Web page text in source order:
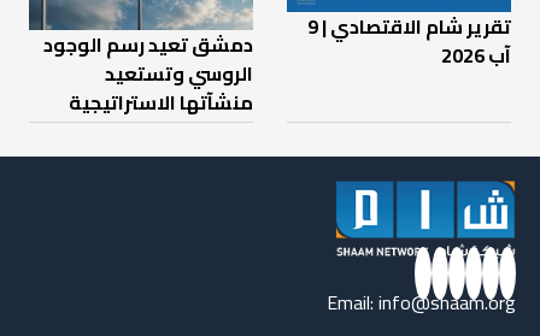
تقرير شام الاقتصادي | 9
آب 2026
دمشق تعيد رسم الوجود
الروسي وتستعيد
منشآتها الاستراتيجية
Email:info@shaam.org